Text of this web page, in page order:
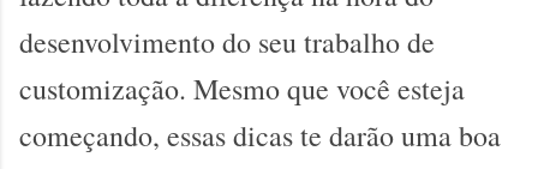
desenvolvimento do seu trabalho de
customização. Mesmo que você esteja
começando, essas dicas te darão uma boa